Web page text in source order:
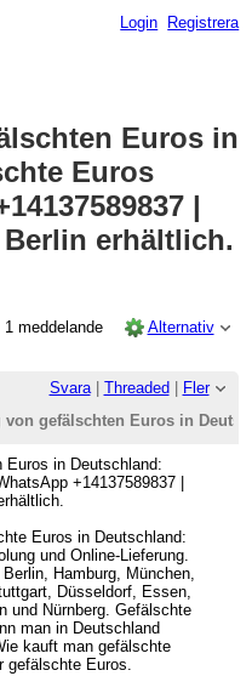
Login Registrera
Euros in
Euros
|
erhältlich.
1 meddelande
Alternativ
Svara| Threaded
Fler
von gefälschten Euros in
Euros in Deutschland:
+14137589837 |
Euros in Deutschland:
und Online-Lieferung.
Hamburg, München,
Düsseldorf, Essen,
und Nürnberg. Gefälschte
man in Deutschland
kauft man gefälschte
gefälschte Euros.